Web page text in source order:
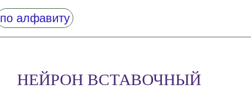
по алфавиту
НЕЙРОН ВСТАВОЧНЫЙ